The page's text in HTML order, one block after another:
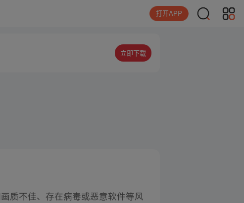
打开APP
立即下载
质不佳、存在病毒或恶意软件等风